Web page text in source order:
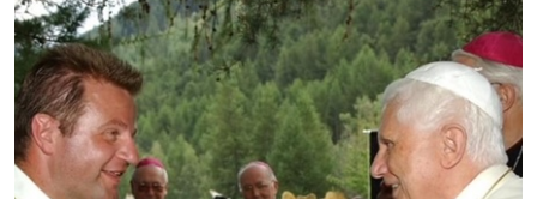
SEZIONI
CERCA